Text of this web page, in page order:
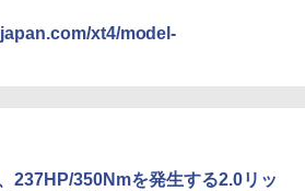
xt4/model-
237HP/350Nmを発生する2.0リッ